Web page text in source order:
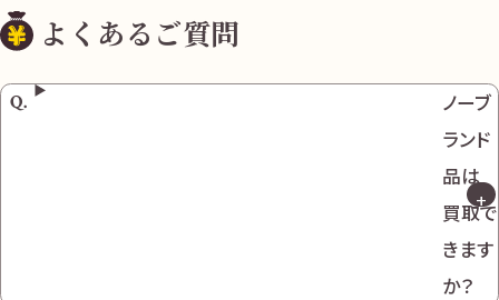
よくあるご質問
ノーブ
ランド
品は
買取で
きます
か？